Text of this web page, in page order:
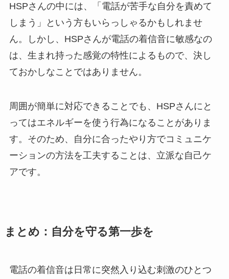
HSPさんの中には、「電話が苦手な自分を責めて
しまう」という方もいらっしゃるかもしれませ
ん。しかし、HSPさんが電話の着信音に敏感なの
は、生まれ持った感覚の特性によるもので、決し
ておかしなことではありません。
周囲が簡単に対応できることでも、HSPさんにと
ってはエネルギーを使う行為になることがありま
す。そのため、自分に合ったやり方でコミュニケ
ーションの方法を工夫することは、立派な自己ケ
アです。
まとめ：自分を守る第一歩を
電話の着信音は日常に突然入り込む刺激のひとつ